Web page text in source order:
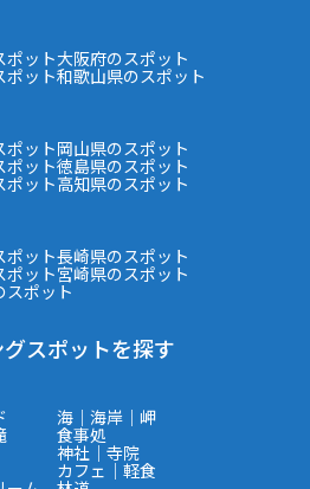
ポット大阪府のスポット
ポット和歌山県のスポット
ポット岡山県のスポット
ポット徳島県のスポット
ポット高知県のスポット
ポット長崎県のスポット
ポット宮崎県のスポット
スポット
スポットを探す
海｜海岸｜岬
食事処
神社｜寺院
カフェ｜軽食